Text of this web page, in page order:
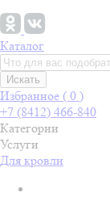
Каталог
Искать
Избранное ( 0 )
+7 (8412) 466-840
Категории
Услуги
Для кровли